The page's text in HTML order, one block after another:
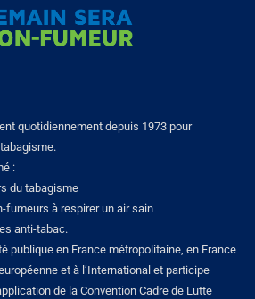
quotidiennement depuis 1973 pour
:
du tabagisme
fumeurs à respirer un air sain
anti-tabac.
publique en France métropolitaine, en France
et à l’International et participe
de la Convention Cadre de Lutte